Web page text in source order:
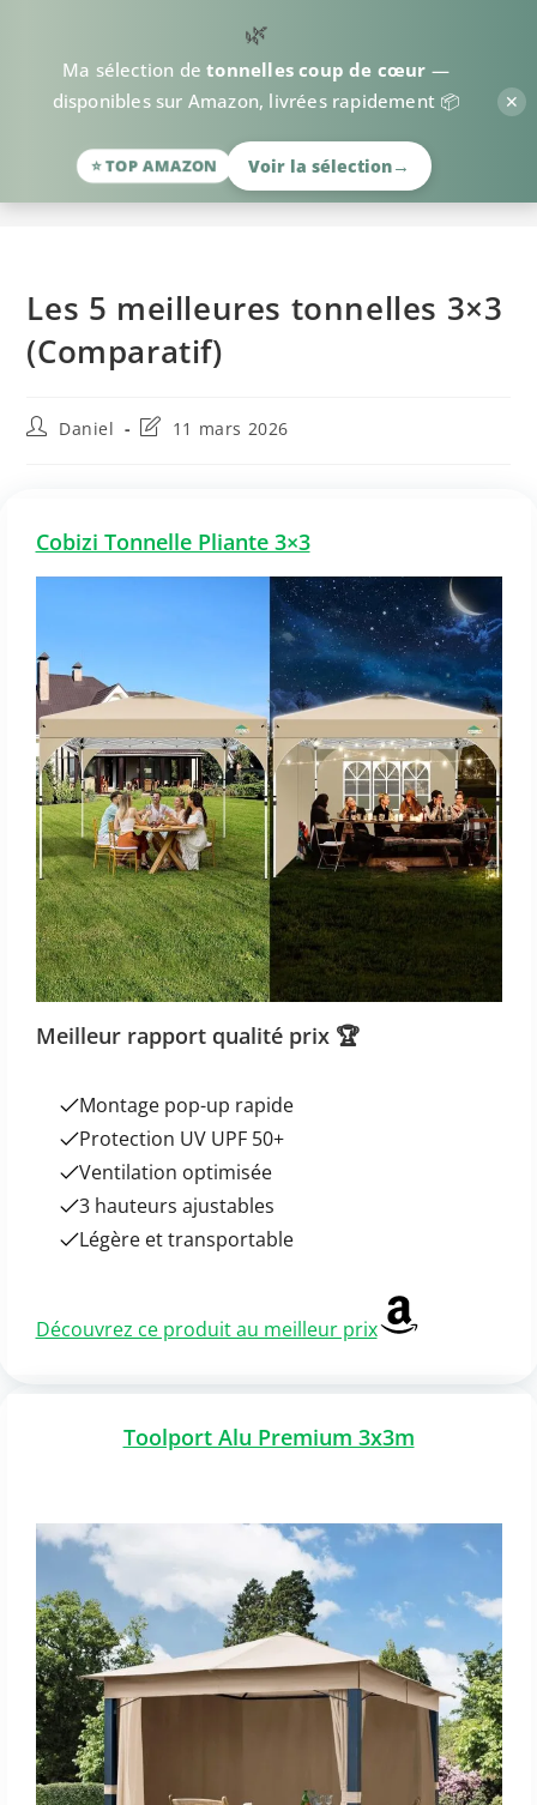
🌿
Ma sélection detonnelles coup de cœur —
disponibles sur Amazon, livrées rapidement 📦
⭐ TOP AMAZON Voir la sélection→
✕
Comparatifs > Les 5 meilleures tonnelles 3×3 (Comparatif)
Les 5 meilleures tonnelles 3×3
(Comparatif)
Daniel 11 mars 2026
Cobizi Tonnelle Pliante 3×3
Meilleur rapport qualité prix🏆
Montage pop-up rapide
Protection UV UPF 50+
Ventilation optimisée
3 hauteurs ajustables
Légère et transportable
Découvrez ce produit au meilleur prix
Toolport Alu Premium 3x3m